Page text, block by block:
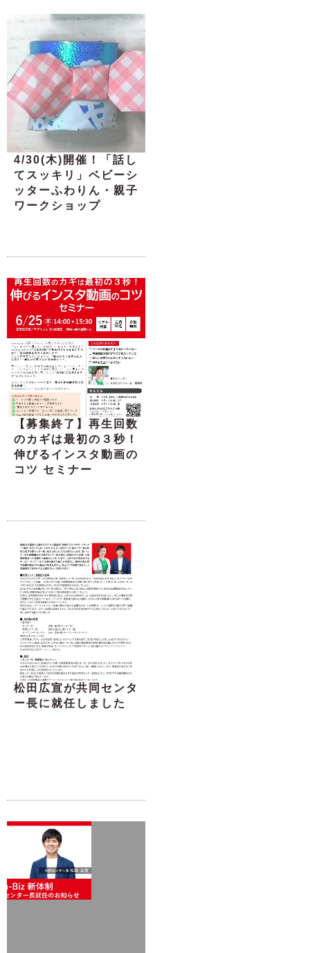
4/30(木)開催！「話し
てスッキリ」ベビーシ
ッターふわりん・親子
ワークショップ
【募集終了】再生回数
のカギは最初の３秒！
伸びるインスタ動画の
コツ セミナー
松田広宣が共同センタ
ー長に就任しました